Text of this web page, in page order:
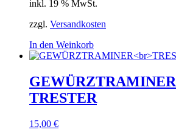
inkl. 19 % MwSt.
zzgl. Versandkosten
In den Weinkorb
GEWÜRZTRAMINER
TRESTER
15,00 €